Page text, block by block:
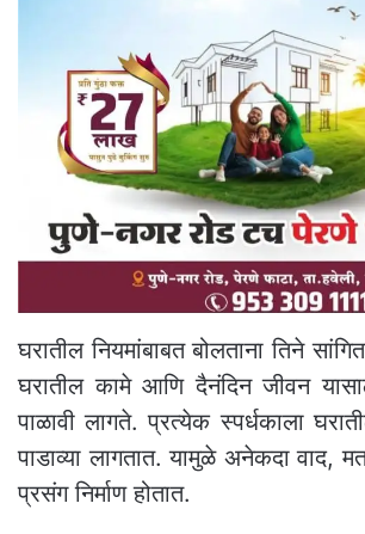
घरातील नियमांबाबत बोलताना तिने
घरातील कामे आणि दैनंदिन जीवन
पाळावी लागते. प्रत्येक स्पर्धकाला
पाडाव्या लागतात. यामुळे अनेकदा वाद,
प्रसंग निर्माण होतात.